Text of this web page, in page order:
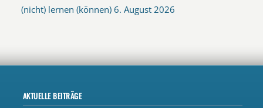
(nicht) lernen (können) 6. August 2026
AKTUELLE BEITRÄGE